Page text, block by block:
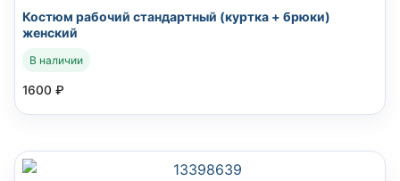
Костюм рабочий стандартный (куртка + брюки)
женский
В наличии
1600 ₽